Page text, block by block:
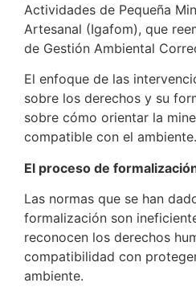
Actividades de Pequeña
Artesanal (Igafom), que
de Gestión Ambiental
El enfoque de las
sobre los derechos y su
sobre cómo orientar la
compatible con el ambiente.
El proceso de
Las normas que se han
formalización son
reconocen los derechos
compatibilidad con
ambiente.